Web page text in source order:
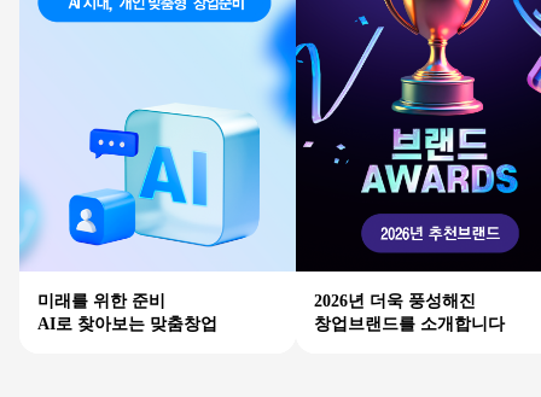
미래를 위한 준비
AI로 찾아보는 맞춤창업
2026년 더욱 풍성해진
창업브랜드를 소개합니다